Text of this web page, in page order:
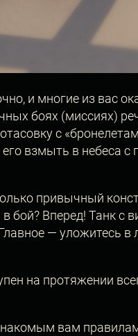
и многие из вас
боях (миссиях)
с
взмыть в небеса
привычный
бой? Вперед! Танк с
— уложитесь
на протяжении
вам